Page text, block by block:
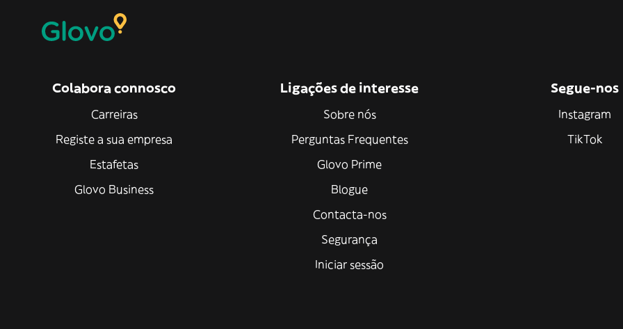
Colabora connosco
Carreiras
Registe a sua empresa
Estafetas
Glovo Business
Ligações de interesse
Sobre nós
Perguntas Frequentes
Glovo Prime
Blogue
Contacta-nos
Segurança
Iniciar sessão
Segue-nos
Instagram
TikTok